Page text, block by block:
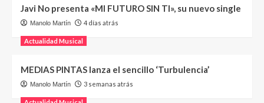
Javi No presenta «MI FUTURO SIN TI», su nuevo single
Manolo Martín 4 días atrás
Actualidad Musical
MEDIAS PINTAS lanza el sencillo ‘Turbulencia’
Manolo Martín 3 semanas atrás